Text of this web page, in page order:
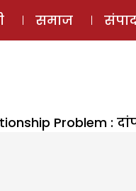
समाज
Problem :